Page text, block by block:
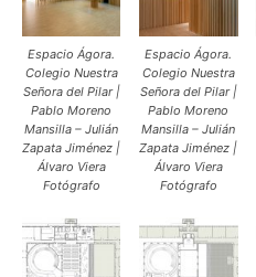
Espacio Ágora.
Colegio Nuestra
Señora del Pilar |
Pablo Moreno
Mansilla – Julián
Zapata Jiménez |
Álvaro Viera
Fotógrafo
Espacio Ágora.
Colegio Nuestra
Señora del Pilar |
Pablo Moreno
Mansilla – Julián
Zapata Jiménez |
Álvaro Viera
Fotógrafo